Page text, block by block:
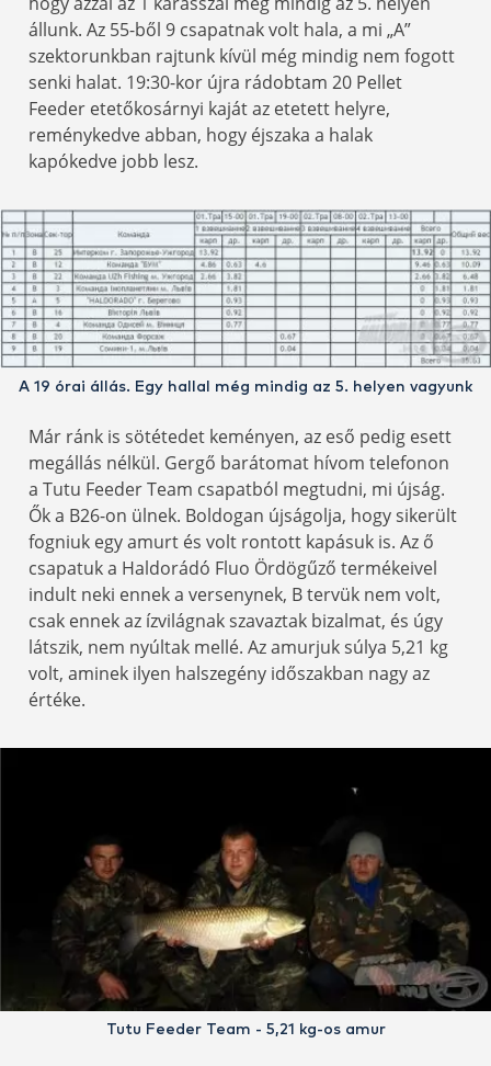
állunk. Az 55-ből 9 csapatnak volt hala, a mi „A”
szektorunkban rajtunk kívül még mindig nem fogott
senki halat. 19:30-kor újra rádobtam 20 Pellet
Feeder etetőkosárnyi kaját az etetett helyre,
reménykedve abban, hogy éjszaka a halak
kapókedve jobb lesz.
A 19 órai állás. Egy hallal még mindig az 5. helyen vagyunk
Már ránk is sötétedet keményen, az eső pedig esett
megállás nélkül. Gergő barátomat hívom telefonon
a Tutu Feeder Team csapatból megtudni, mi újság.
Ők a B26-on ülnek. Boldogan újságolja, hogy sikerült
fogniuk egy amurt és volt rontott kapásuk is. Az ő
csapatuk a Haldorádó Fluo Ördögűző termékeivel
indult neki ennek a versenynek, B tervük nem volt,
csak ennek az ízvilágnak szavaztak bizalmat, és úgy
látszik, nem nyúltak mellé. Az amurjuk súlya 5,21 kg
volt, aminek ilyen halszegény időszakban nagy az
értéke.
Tutu Feeder Team - 5,21 kg-os amur